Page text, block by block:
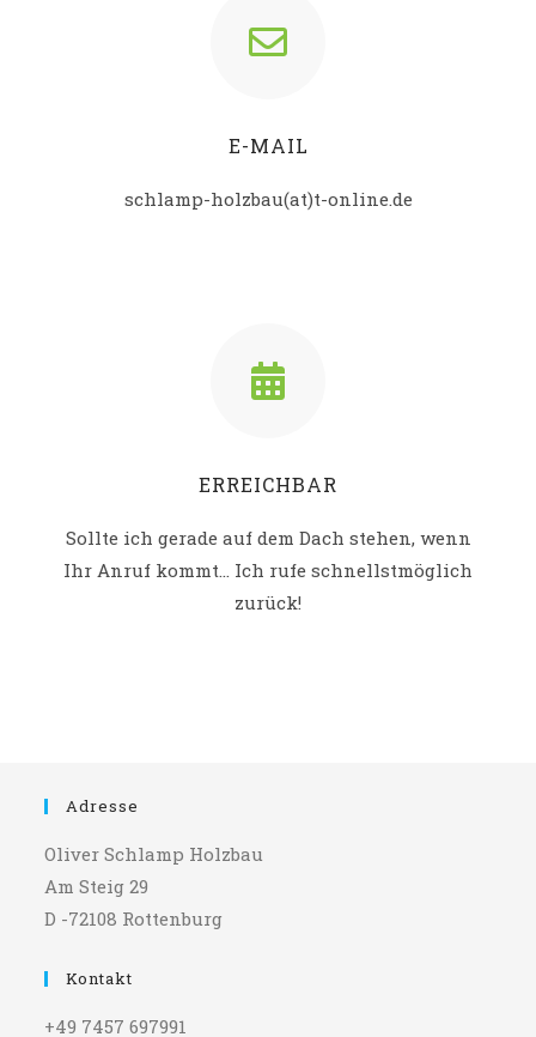
E-MAIL
schlamp-holzbau(at)t-online.de
ERREICHBAR
Sollte ich gerade auf dem Dach stehen, wenn
Ihr Anruf kommt... Ich rufe schnellstmöglich
zurück!
Adresse
Oliver Schlamp Holzbau
Am Steig 29
D -72108 Rottenburg
Kontakt
+49 7457 697991